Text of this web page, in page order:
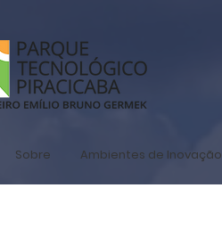
Sobre Ambientes de Inovação